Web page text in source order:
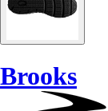
Brooks